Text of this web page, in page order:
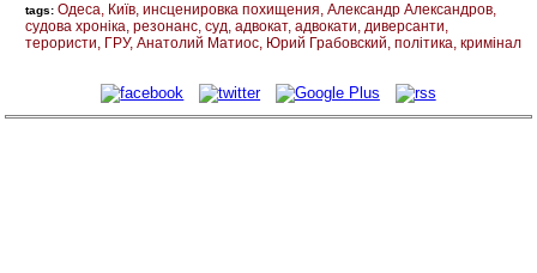
tags:Одеса Київ инсценировка похищения Александр Александров
судова хроніка резонанс суд адвокат адвокати диверсанти
терористи
ГРУ Анатолий Матиос Юрий Грабовский політика кримінал